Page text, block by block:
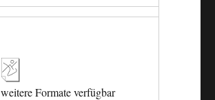
weitere Formate verfügbar